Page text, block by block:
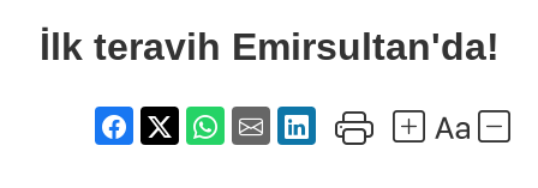
İlk teravih Emirsultan'da!